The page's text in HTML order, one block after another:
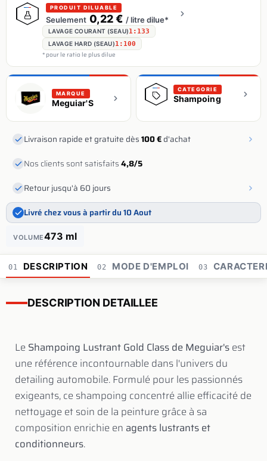
PRODUIT DILUABLE
Seulement 0,22 € / litre dilue*
LAVAGE COURANT (SEAU)1:133
LAVAGE HARD (SEAU)1:100
* pour le ratio le plus dilue
MARQUE
Meguiar'S
CATEGORIE
Shampoing
Livraison rapide et gratuite dès100 €d'achat
Nos clients sont satisfaits4,8/5
Retour jusqu'à 60 jours
Livré chez vous à partir du 10 Aout
VOLUME473 ml
01 DESCRIPTION 02 MODE D'EMPLOI 03
DESCRIPTION DETAILLEE
Le Shampoing Lustrant Gold Class de Meguiar'sest
une référence incontournable dans l'univers du
detailing automobile. Formulé pour les passionnés
exigeants, ce shampoing concentré allie efficacité de
nettoyage et soin de la peinture grâce à sa
composition enrichie en agents lustrants et
conditionneurs.